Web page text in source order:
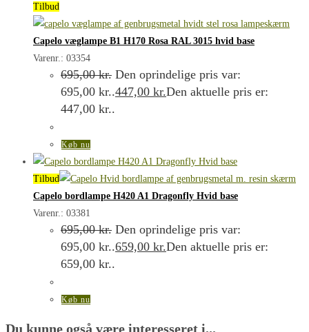
Tilbud
Capelo væglampe B1 H170 Rosa RAL 3015 hvid base
Varenr.: 03354
695,00kr. Den oprindelige pris var:
695,00 kr..447,00 kr.Den aktuelle pris er:
447,00 kr..
Køb nu
Tilbud
Capelo bordlampe H420 A1 Dragonfly Hvid base
Varenr.: 03381
695,00kr. Den oprindelige pris var:
695,00 kr..659,00 kr.Den aktuelle pris er:
659,00 kr..
Køb nu
Du kunne også være interesseret i...